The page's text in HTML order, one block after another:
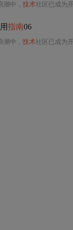
中， 技术社区已成为
指南06
中， 技术社区已成为